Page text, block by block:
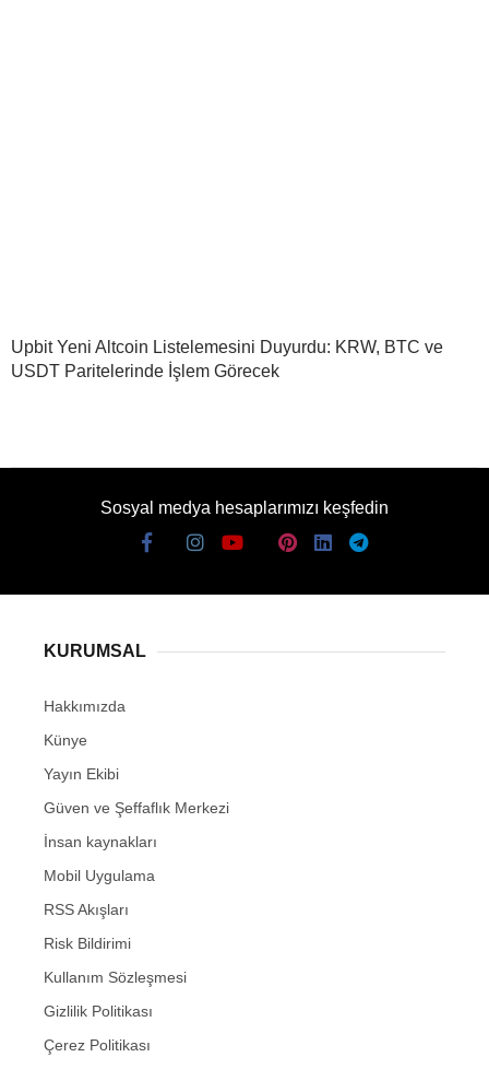
Upbit Yeni Altcoin Listelemesini Duyurdu: KRW, BTC ve
USDT Paritelerinde İşlem Görecek
Sosyal medya hesaplarımızı keşfedin
KURUMSAL
Hakkımızda
Künye
Yayın Ekibi
Güven ve Şeffaflık Merkezi
İnsan kaynakları
Mobil Uygulama
RSS Akışları
Risk Bildirimi
Kullanım Sözleşmesi
Gizlilik Politikası
Çerez Politikası